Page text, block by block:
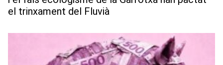
el trinxament del Fluvià